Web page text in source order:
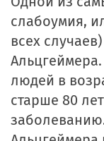
слабоумия,
всех
людей в
старше 80